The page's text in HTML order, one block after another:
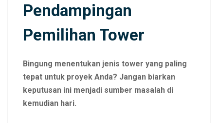
Pendampingan
Pemilihan Tower
Bingung menentukan jenis tower yang paling
tepat untuk proyek Anda? Jangan biarkan
keputusan ini menjadi sumber masalah di
kemudian hari.